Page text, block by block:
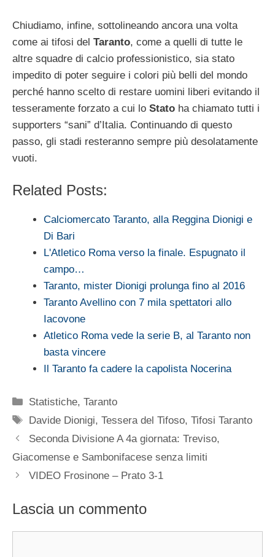
Chiudiamo, infine, sottolineando ancora una volta
come ai tifosi del Taranto, come a quelli di tutte le
altre squadre di calcio professionistico, sia stato
impedito di poter seguire i colori più belli del mondo
perché hanno scelto di restare uomini liberi evitando il
tesseramente forzato a cui lo Stato ha chiamato tutti i
supporters “sani” d’Italia. Continuando di questo
passo, gli stadi resteranno sempre più desolatamente
vuoti.
Related Posts:
Calciomercato Taranto, alla Reggina Dionigi e
Di Bari
L'Atletico Roma verso la finale. Espugnato il
campo…
Taranto, mister Dionigi prolunga fino al 2016
Taranto Avellino con 7 mila spettatori allo
Iacovone
Atletico Roma vede la serie B, al Taranto non
basta vincere
Il Taranto fa cadere la capolista Nocerina
Categorie
Statistiche,Taranto
Tag
Davide Dionigi,Tessera del Tifoso,Tifosi Taranto
Seconda Divisione A 4a giornata: Treviso,
Giacomense e Sambonifacese senza limiti
VIDEO Frosinone – Prato 3-1
Lascia un commento